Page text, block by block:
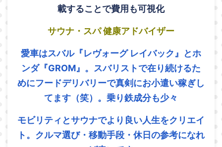
載することで費用も可視化
サウナ・スパ 健康アドバイザー
愛車はスバル『レヴォーグ レイバック』とホ
ンダ『GROM』。スバリストで在り続けるた
めにフードデリバリーで真剣にお小遣い稼ぎし
てます（笑）。乗り鉄成分も少々
モビリティとサウナでより良い人生をクリエイ
ト。クルマ選び・移動手段・休日の参考になれ